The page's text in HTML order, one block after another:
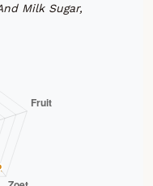
Milk Sugar,